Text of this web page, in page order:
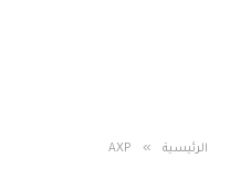
الرئيسية »
AXP